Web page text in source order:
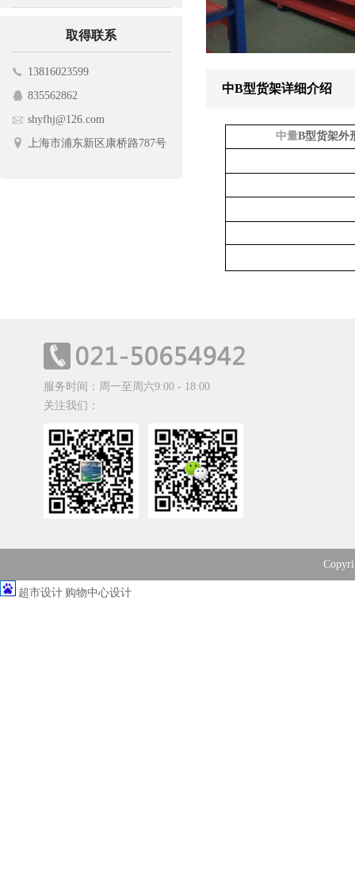
磁性材料卡
护栏网
促销台
蔬菜架
取得联系
13816023599
835562862
shyfhj@126.com
上海市浦东新区康桥路787号
中B型货架详细介绍
中量B型货架外
服务时间：周一至周六9:00 - 18:00
关注我们：
超市设计 购物中心设计